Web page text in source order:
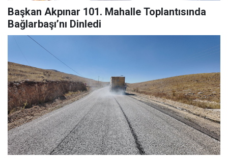
Başkan Akpınar 101. Mahalle Toplantısında
Bağlarbaşı’nı Dinledi